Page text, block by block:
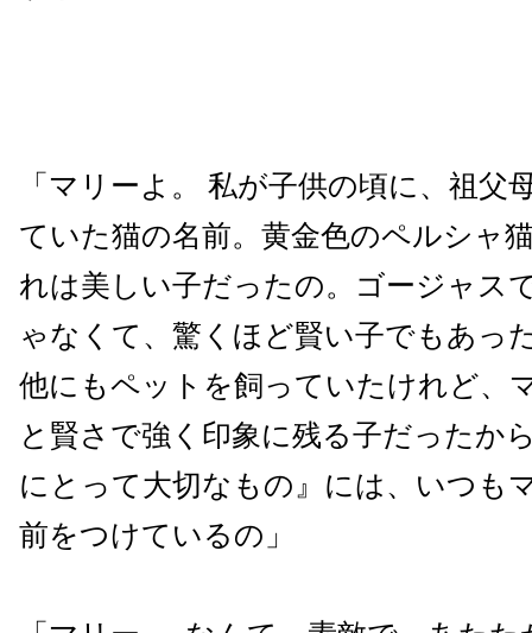
「マリーよ。 私が子供の頃に、祖父
ていた猫の名前。黄金色のペルシャ
れは美しい子だったの。ゴージャス
ゃなくて、驚くほど賢い子でもあっ
他にもペットを飼っていたけれど、
と賢さで強く印象に残る子だったか
にとって大切なもの』には、いつも
前をつけているの」